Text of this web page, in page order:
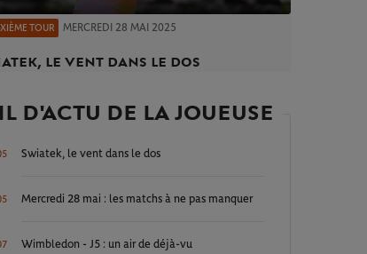
TOUR MERCREDI 28 MAI 2025
le vent dans le dos
D'ACTU DE LA JOUEUSE
Swiatek, le vent dans le dos
Mercredi 28 mai : les matchs à ne pas manquer
Wimbledon - J5 : un air de déjà-vu